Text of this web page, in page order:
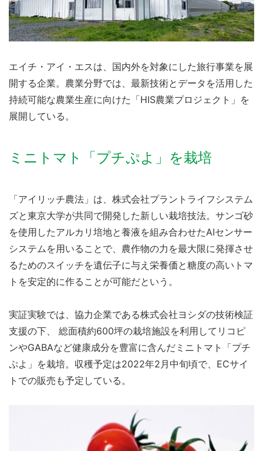
エイチ・アイ・エスは、国内外を対象にした旅行事業を展
開する企業。農業分野では、最新技術とデータを活用した
持続可能な農業生産に向けた「HIS農業プロジェクト」を
展開している。
ミニトマト「プチぷよ」を栽培
「アイリッチ農法」は、株式会社プラントライフシステム
ズと東京大学が共同で開発した新しい栽培技法。サンゴ砂
を使用したアルカリ培地と養液を組み合わせたAIセンサー
システムを用いることで、農作物の力を最大限に発揮させ
るためのスイッチを遺伝子に与え栄養価と糖度の高いトマ
トを安定的に作ることが可能だという。
実証実験では、協力企業である株式会社ヨシダの技術検証
支援の下、 総面積約600坪の栽培施設を利用してリコピ
ンやGABAなど健康成分を豊富に含んだミニトマト「プチ
ぷよ」を栽培。収穫予定は2022年2月中旬頃で、ECサイ
トでの販売も予定している。